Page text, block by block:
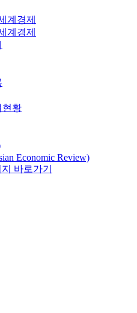
계경제
계경제
현황
Economic Review)
바로가기